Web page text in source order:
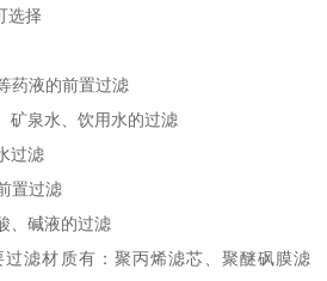
可选择
等药液的前置过滤
矿泉水、饮用水的过滤
水过滤
前置过滤
、碱液的过滤
滤材质有：聚丙烯滤芯、聚醚砜膜滤